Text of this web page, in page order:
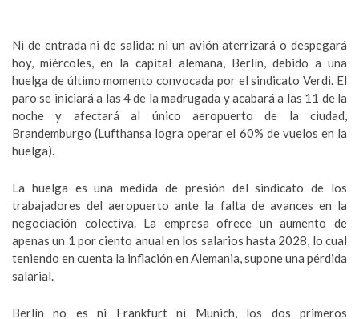
Ni de entrada ni de salida: ni un avión aterrizará o despegará
hoy, miércoles, en la capital alemana, Berlín, debido a una
huelga de último momento convocada por el sindicato Verdi. El
paro se iniciará a las 4 de la madrugada y acabará a las 11 de la
noche y afectará al único aeropuerto de la ciudad,
Brandemburgo (Lufthansa logra operar el 60% de vuelos en la
huelga).
La huelga es una medida de presión del sindicato de los
trabajadores del aeropuerto ante la falta de avances en la
negociación colectiva. La empresa ofrece un aumento de
apenas un 1 por ciento anual en los salarios hasta 2028, lo cual
teniendo en cuenta la inflación en Alemania, supone una pérdida
salarial.
Berlín no es ni Frankfurt ni Munich, los dos primeros